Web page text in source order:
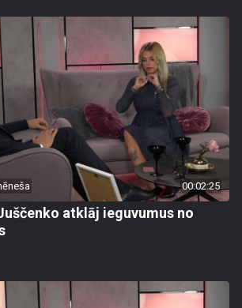
00:02:25
atklāj ieguvumus no